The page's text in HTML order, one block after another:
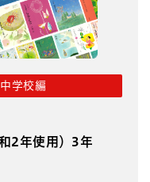
学校編
2年使用）3年